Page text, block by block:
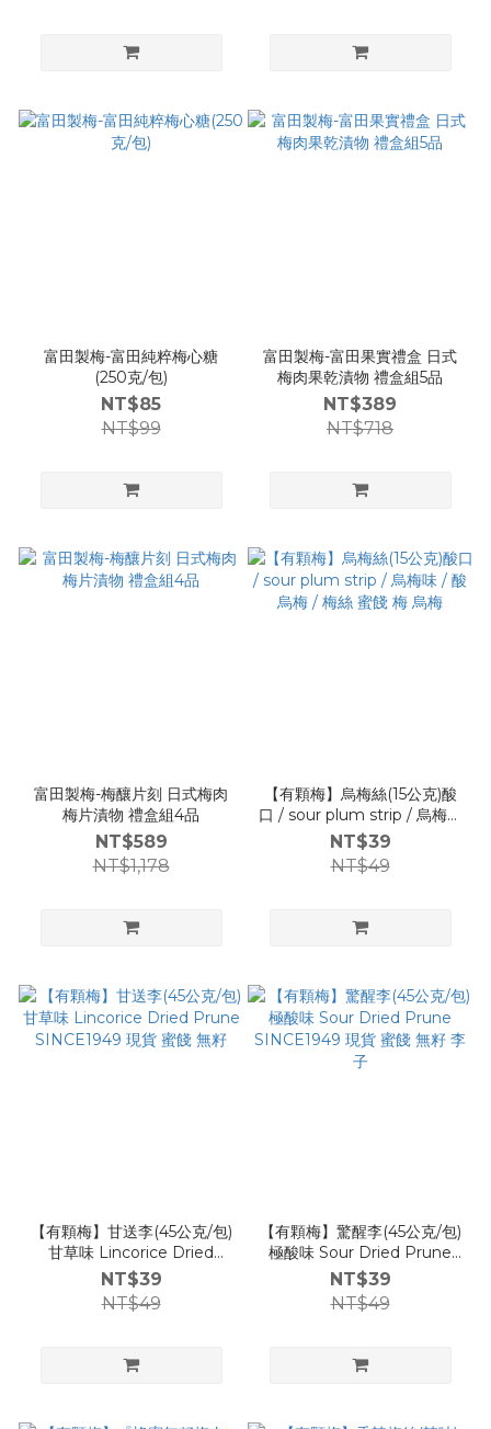
富田製梅-富田純粹梅心糖
(250克/包)
NT$85
NT$99
富田製梅-富田果實禮盒 日式
梅肉果乾漬物 禮盒組5品
NT$389
NT$718
富田製梅-梅釀片刻 日式梅肉
梅片漬物 禮盒組4品
NT$589
NT$1,178
【有顆梅】烏梅絲(15公克)酸
口 / sour plum strip / 烏梅味
/ 酸烏梅 / 梅絲 蜜餞 梅 烏梅
NT$39
NT$49
【有顆梅】甘送李(45公克/包)
甘草味 Lincorice Dried
Prune SINCE1949 現貨 蜜
餞 無籽
NT$39
NT$49
【有顆梅】驚醒李(45公克/包)
極酸味 Sour Dried Prune
SINCE1949 現貨 蜜餞 無籽
李子
NT$39
NT$49